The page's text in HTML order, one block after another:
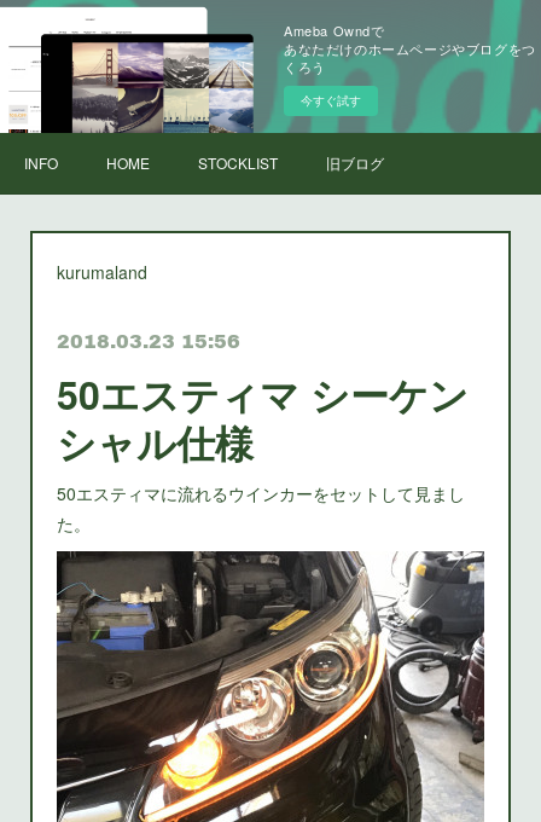
Ameba Owndで
あなただけのホームページやブログをつ
くろう
今すぐ試す
INFO HOME STOCKLIST 旧ブログ
kurumaland
2018.03.23 15:56
50エスティマ シーケン
シャル仕様
50エスティマに流れるウインカーをセットして見まし
た。